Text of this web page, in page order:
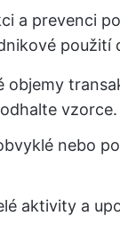
a prevenci
použití
objemy
vzorce.
nebo
aktivity a